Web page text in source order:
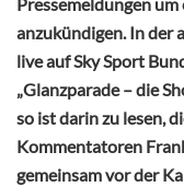
anzukündigen. In der
live auf Sky Sport
„Glanzparade – die
so ist darin zu lesen,
Kommentatoren
gemeinsam vor der